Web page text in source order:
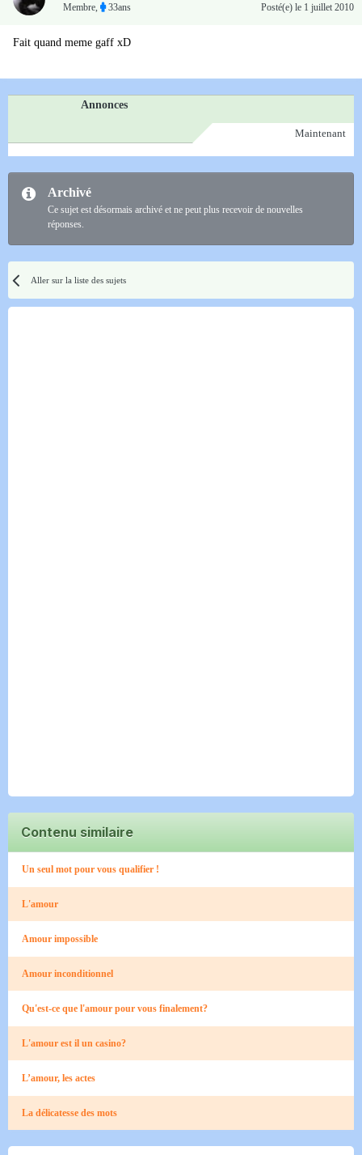
Membre, 33ans Posté(e) le 1 juillet 2010
Fait quand meme gaff xD
Annonces
Maintenant
Archivé
Ce sujet est désormais archivé et ne peut plus recevoir de nouvelles
réponses.
Aller sur la liste des sujets
Contenu similaire
Un seul mot pour vous qualifier !
L'amour
Amour impossible
Amour inconditionnel
Qu'est-ce que l'amour pour vous finalement?
L'amour est il un casino?
L’amour, les actes
La délicatesse des mots